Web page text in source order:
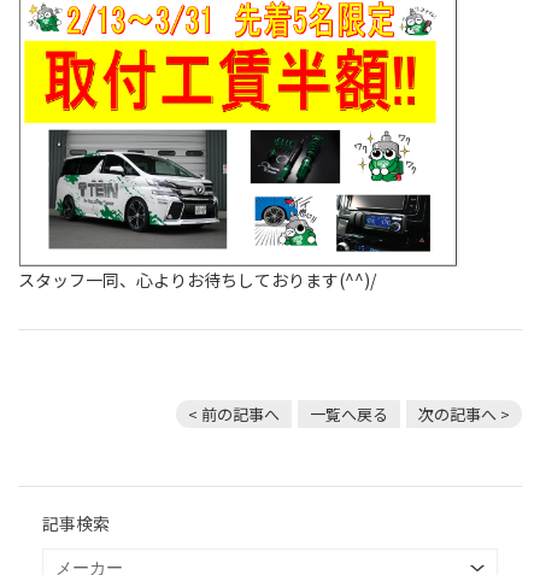
スタッフ一同、心よりお待ちしております(^^)/
< 前の記事へ 一覧へ戻る 次の記事へ >
記事検索